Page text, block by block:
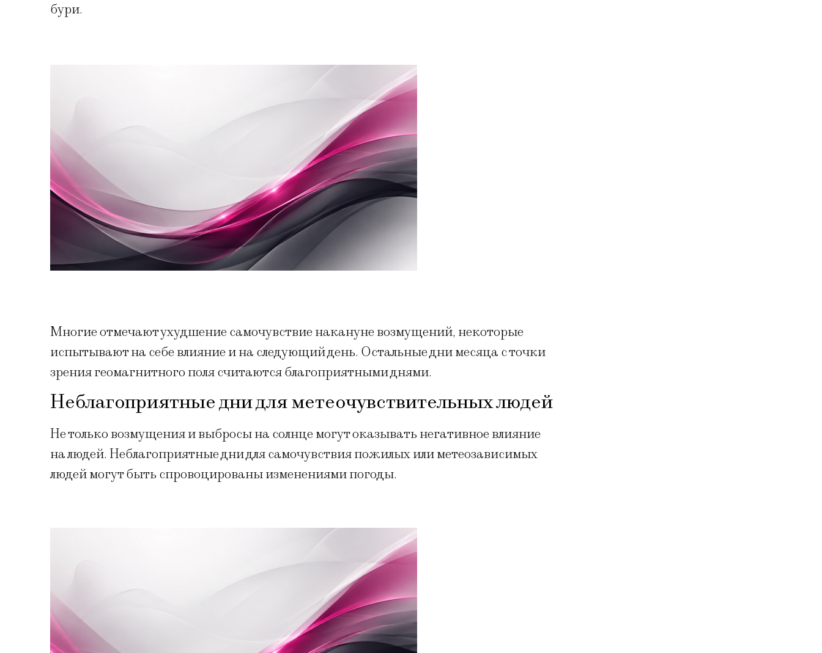
бури.
Многие отмечают ухудшение самочувствие накануне возмущений, некоторые
испытывают на себе влияние и на следующий день. Остальные дни месяца с точки
зрения геомагнитного поля считаются благоприятными днями.
Неблагоприятные дни для метеочувствительных людей
Не только возмущения и выбросы на солнце могут оказывать негативное влияние
на людей. Неблагоприятные дни для самочувствия пожилых или метеозависимых
людей могут быть спровоцированы изменениями погоды.